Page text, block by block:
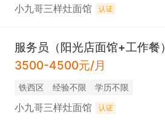
小九哥三样灶面馆 认证
服务员（阳光店面馆+工作餐）
3500-4500元/月
铁西区 经验不限 学历不限
小九哥三样灶面馆 认证